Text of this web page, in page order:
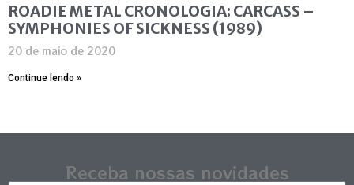
ROADIE METAL CRONOLOGIA: CARCASS –
SYMPHONIES OF SICKNESS (1989)
20 de maio de 2020
Continue lendo »
Receba nossas novidades